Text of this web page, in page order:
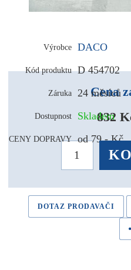
Výrobce DACO
Kód produktu D 454702
Záruka 24 měsíců
Dostupnost Skladem
CENY DOPRAVY od 79,- Kč
Cena
832
DOTAZ PRODAVAČI